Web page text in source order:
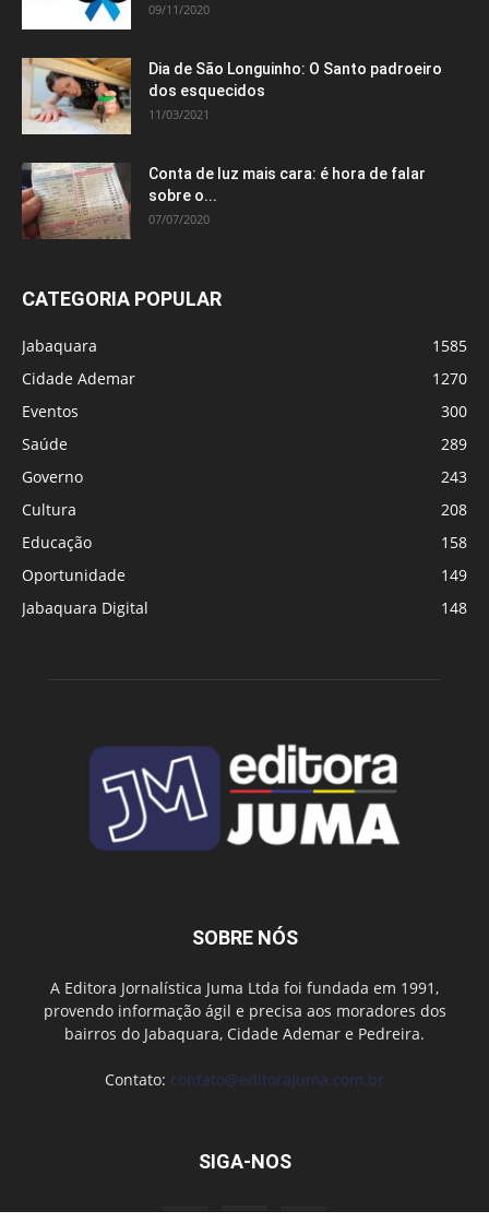
09/11/2020
Dia de São Longuinho: O Santo padroeiro
dos esquecidos
11/03/2021
Conta de luz mais cara: é hora de falar
sobre o...
07/07/2020
CATEGORIA POPULAR
Jabaquara
1585
Cidade Ademar
1270
Eventos
300
Saúde
289
Governo
243
Cultura
208
Educação
158
Oportunidade
149
Jabaquara Digital
148
SOBRE NÓS
A Editora Jornalística Juma Ltda foi fundada em 1991,
provendo informação ágil e precisa aos moradores dos
bairros do Jabaquara, Cidade Ademar e Pedreira.
Contato: contato@editorajuma.com.br
SIGA-NOS